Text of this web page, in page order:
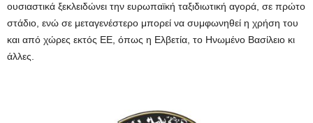
ουσιαστικά ξεκλειδώνει την ευρωπαϊκή ταξιδιωτική αγορά, σε πρώτο
στάδιο, ενώ σε μεταγενέστερο μπορεί να συμφωνηθεί η χρήση του
και από χώρες εκτός ΕΕ, όπως η Ελβετία, το Ηνωμένο Βασίλειο κι
άλλες.